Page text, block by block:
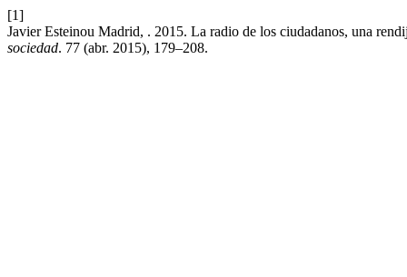
[1]
Javier Esteinou Madrid, . 2015. La radio de los ciudadanos, una
sociedad. 77 (abr. 2015), 179–208.